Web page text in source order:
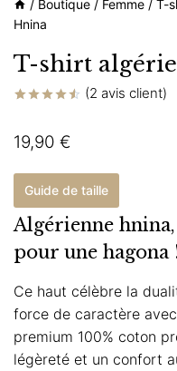
/ Boutique / Femme / T-
Hnina
T-shirt
basé sur
notations
(2 avis client)
19,90 €
Guide de taille
Algérienne
pour une hagona
Ce haut célèbre la
force de caractère
premium 100% coton
légèreté et un confort